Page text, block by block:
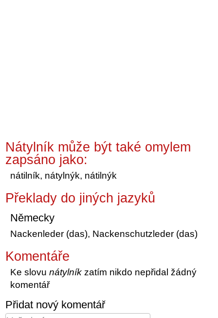
Nátylník může být také omylem
zapsáno jako:
nátilník, nátylnýk, nátilnýk
Překlady do jiných jazyků
Německy
Nackenleder (das), Nackenschutzleder (das)
Komentáře
Ke slovunátylník zatím nikdo nepřidal žádný
komentář
Přidat nový komentář